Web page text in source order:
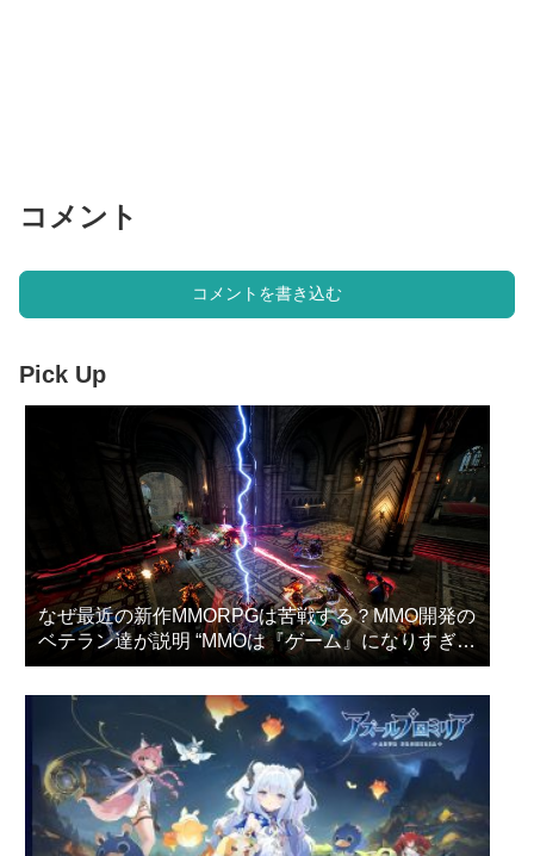
コメント
コメントを書き込む
Pick Up
なぜ最近の新作MMORPGは苦戦する？MMO開発の
ベテラン達が説明 “MMOは『ゲーム』になりすぎ
た”